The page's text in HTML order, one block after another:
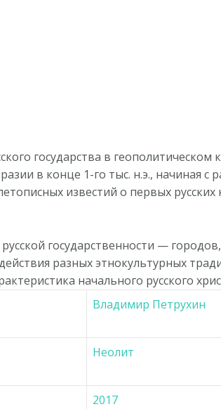
государства в геополитическом
в конце 1-го тыс. н.э., начиная с
известий о первых русских
государственности —
разных этнокультурных
начального русского
Владимир Петрухин
Неолит
2017